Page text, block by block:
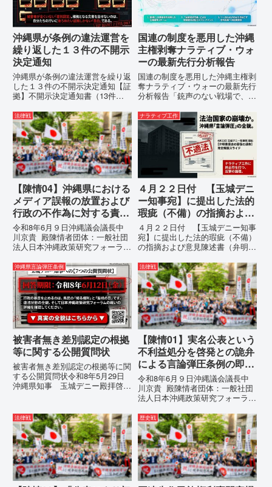
沖縄県が条例の違法運営を
繰り返した１３件の不開示
決定通知
沖縄県が条例の違法運営を繰り返
した１３件の不開示決定通知【証
拠】不開示決定通知書（13件）
が請求した「差別認定の根拠」に
対し、県は全て非開示・存否応答
拒否を突きつけました。これは、
彼らが行政手続きの正当性を失
っ...
国連の制度を悪用した沖縄
主権剥奪ナラティブ・ウォ
ーの最新先行分析報告
国連の制度を悪用した沖縄主権剥
奪ナラティブ・ウォーの最新先行
分析報告「銃声のない戦場で、日
いる。」現代の戦争は、ミサイル
が飛来する以前に始まっていま
す。国連という国際的な舞台で、
巧妙な「言説（ナラティブ）」が
法律戦
【陳情04】沖縄県における
メディア誤報の放置および
行政の不作為に対する責任
追及と再発防止策を求める
陳情
令和8年6月９日沖縄議会議長中
川京貴 殿陳情者団体：一般社団
法人日本沖縄政策研究フォーラム
所：沖縄県那覇市電 話：080-
【陳情03】沖縄県におけるメデ
ィア誤報の放置および行政の不作
為に対する責任追及と再発防...
ナラティブ工作
４月２２日付 【玉城デニ
ー知事宛】に提出した法的
瑕疵（不備）の指摘および
意見陳述書（弁明書）提出
の留保の通告
４月２２日付 【玉城デニー知事
宛】に提出した法的瑕疵（不備）
の指摘および意見陳述書（弁明
に、玉城デニー宛に以下の違法状
態の指摘と意見陳述（弁明）留保
の通告を行いました。沖縄県は、
この時は、違法を認めて軌道修正
す...
沖縄県言論弾圧条例
被害者無き差別認定の根拠
等に関する公開質問状
被害者無き差別認定の根拠等に関
する公開質問状令和8年5月29日
沖縄県知事 玉城デニー殿拝啓貴
ます。私は、適正な意見陳述（弁
明）を行うにあたり、沖縄県行政
手続条例第28条で定められた...
法律戦
【陳情01】実名公表という
不利益処分を啓発との詭弁
による言論弾圧条例の即時
運用停止を求める陳情
令和8年6月９日沖縄議会議長中
川京貴 殿陳情者団体：一般社団
法人日本沖縄政策研究フォーラム
所：沖縄県那覇市電 話：
080- 実名公表という不利益処分
を啓発との詭弁による言論弾圧条
例の即時運用停止を求める陳情
1...
法律戦 歴史戦